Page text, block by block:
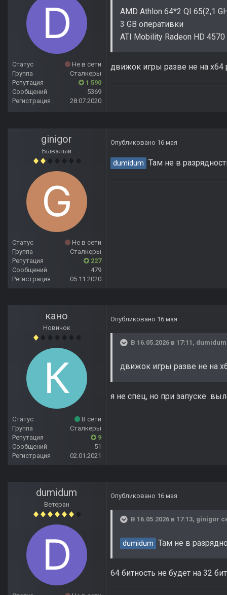
Статус
Не в сети
Группа
Сталкеры
Репутация
1 590
Сообщений
5369
Регистрация
28.07.2020
AMD Athlon 64*2 QI 65(2,1
3 GB оперативки
ATI Mobility Radeon HD 4570
движок игры разве не на x64
ginigor
Бывалый
Статус
Не в сети
Группа
Сталкеры
Репутация
227
Сообщений
479
Регистрация
05.11.2020
Опубликовано 16 мая
dumidum Там не в
кано
Новичок
Статус
В сети
Группа
Сталкеры
Репутация
9
Сообщений
51
Регистрация
02.01.2021
Опубликовано 16 мая
В 16.05.2026 в 17:11, dumidum
движок игры разве не на
я не спец, но при запуске
dumidum
Ветеран
Опубликовано 16 мая
В 16.05.2026 в 17:13, ginigor
dumidum Там не в
64 битность не будет на 32